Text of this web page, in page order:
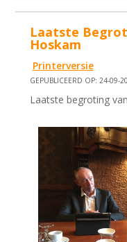
Laatste
Hoskam
Printerversie
GEPUBLICEERD OP: 24-09-
Laatste begroting